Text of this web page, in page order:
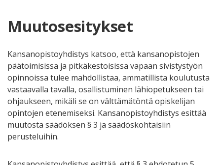
Muutosesitykset
Kansanopistoyhdistys katsoo, että kansanopistojen
päätoimisissa ja pitkäkestoisissa vapaan sivistystyön
opinnoissa tulee mahdollistaa, ammatillista koulutusta
vastaavalla tavalla, osallistuminen lähiopetukseen tai
ohjaukseen, mikäli se on välttämätöntä opiskelijan
opintojen etenemiseksi. Kansanopistoyhdistys esittää
muutosta säädöksen § 3 ja säädöskohtaisiin
perusteluihin.